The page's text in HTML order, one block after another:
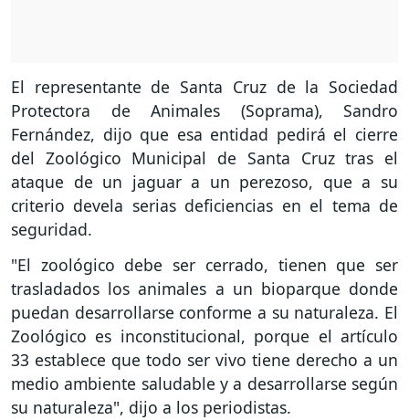
El representante de Santa Cruz de la Sociedad
Protectora de Animales (Soprama), Sandro
Fernández, dijo que esa entidad pedirá el cierre
del Zoológico Municipal de Santa Cruz tras el
ataque de un jaguar a un perezoso, que a su
criterio devela serias deficiencias en el tema de
seguridad.
"El zoológico debe ser cerrado, tienen que ser
trasladados los animales a un bioparque donde
puedan desarrollarse conforme a su naturaleza. El
Zoológico es inconstitucional, porque el artículo
33 establece que todo ser vivo tiene derecho a un
medio ambiente saludable y a desarrollarse según
su naturaleza", dijo a los periodistas.